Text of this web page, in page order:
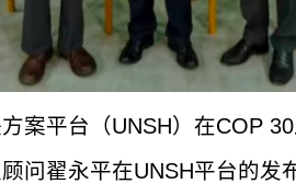
案平台（UNSH）在COP
问翟永平在UNSH平台的发